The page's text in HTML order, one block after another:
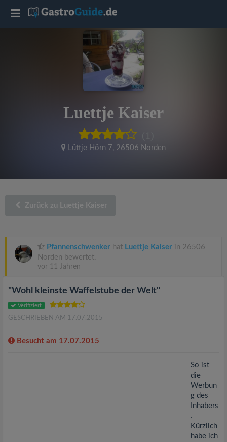
Luettje Kaiser
Lüttje Hörn 7, 26506 Norden
Zurück zu Luettje Kaiser
Pfannenschwenker hat Luettje Kaiser in 26506
Norden bewertet.
vor 11 Jahren
"Wohl kleinste Waffelstube der Welt"
Verifiziert
GESCHRIEBEN AM 17.07.2015
Besucht am 17.07.2015
So ist
die
Werbun
g des
Inhabers
.
Kürzlich
habe ich
T
i
a